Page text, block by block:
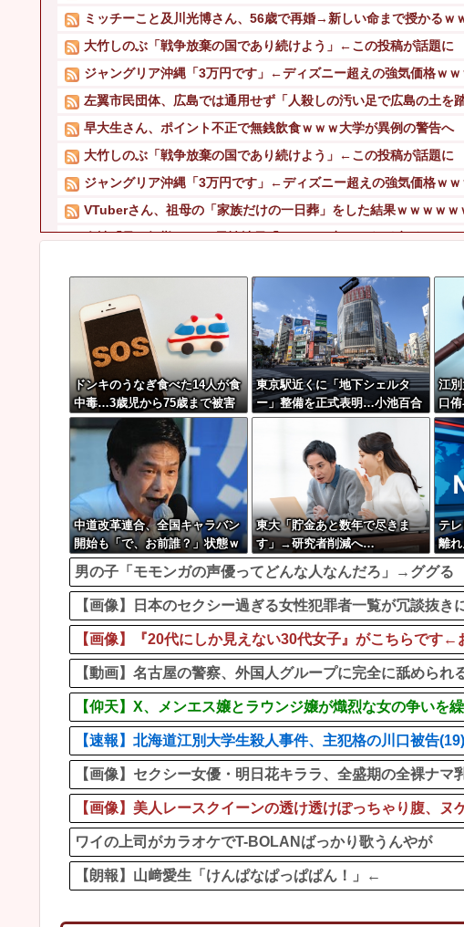
ミッチーこと及川光博さん、56歳で再婚→新しい命まで授かるｗ
大竹しのぶ「戦争放棄の国であり続けよう」←この投稿が話題に
ジャングリア沖縄「3万円です」←ディズニー超えの強気価格ｗｗ
左翼市民団体、広島では通用せず「人殺しの汚い足で広島の土を
早大生さん、ポイント不正で無銭飲食ｗｗｗ大学が異例の警告へ
大竹しのぶ「戦争放棄の国であり続けよう」←この投稿が話題に
ジャングリア沖縄「3万円です」←ディズニー超えの強気価格ｗｗ
VTuberさん、祖母の「家族だけの一日葬」をした結果ｗｗｗｗｗ
会社「君、転勤ね」→ 男性社員「それなら妻のほうが稼ぎいい
MDL「秋葉原店オープン記念！キーボード900台・マウス100台無
中国「大洪水！」三峡ダム「9門開放！（全力放流」中国都市「三
【悲報】 太鼓の達人、お馴染みのフォントの使用料が年間6万から
ドンキのうなぎ食べた14人が食
中毒…3歳児から75歳まで被害
東京駅近くに「地下シェルタ
ー」整備を正式表明…小池百合
子知事「多くの方が滞在、施設
整備の効果高い」
江別
口
決→
年
中道改革連合、全国キャラバン
開始も「で、お前誰？」状態ｗ
ｗｗｗｗ
東大「貯金あと数年で尽きま
す」→研究者削減へ…
テ
離
男の子「モモンガの声優ってどんな人なんだろ」→ググる
【画像】日本のセクシー過ぎる女性犯罪者一覧が冗談抜
【画像】『20代にしか見えない30代女子』がこちらです
【動画】名古屋の警察、外国人グループに完全に舐められ
【仰天】X、メンエス嬢とラウンジ嬢が熾烈な女の争いを
【速報】北海道江別大学生殺人事件、主犯格の川口被告
【画像】セクシー女優・明日花キララ、全盛期の全裸ナマ
【画像】美人レースクイーンの透け透けぽっちゃり腹、ヌ
ワイの上司がカラオケでT-BOLANばっかり歌うんやが
【朗報】山﨑愛生「けんぱなぱっぱぱん！」←